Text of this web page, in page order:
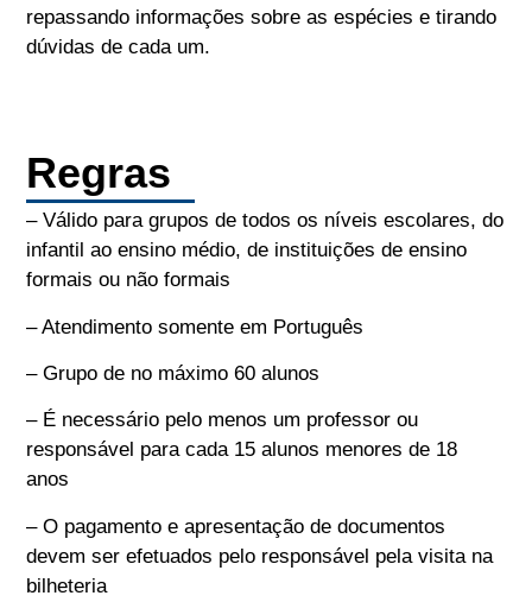
repassando informações sobre as espécies e tirando
dúvidas de cada um.
Regras
– Válido para grupos de todos os níveis escolares, do
infantil ao ensino médio, de instituições de ensino
formais ou não formais
– Atendimento somente em Português
– Grupo de no máximo 60 alunos
– É necessário pelo menos um professor ou
responsável para cada 15 alunos menores de 18
anos
– O pagamento e apresentação de documentos
devem ser efetuados pelo responsável pela visita na
bilheteria